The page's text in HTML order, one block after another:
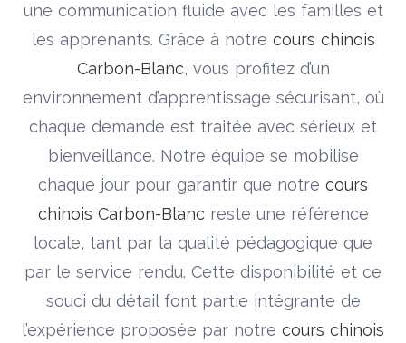
une communication fluide avec les familles et
les apprenants. Grâce à notre cours chinois
Carbon-Blanc, vous profitez d’un
environnement d’apprentissage sécurisant, où
chaque demande est traitée avec sérieux et
bienveillance. Notre équipe se mobilise
chaque jour pour garantir que notre cours
chinois Carbon-Blancreste une référence
locale, tant par la qualité pédagogique que
par le service rendu. Cette disponibilité et ce
souci du détail font partie intégrante de
l’expérience proposée par notre cours chinois